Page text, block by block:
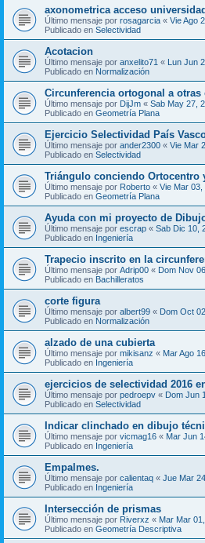
axonometrica acceso
Último mensaje por rosagarcia « Vie Ago
Publicado en Selectividad
Acotacion
Último mensaje por anxelito71 « Lun Jun
Publicado en Normalización
Circunferencia ortogonal a otras
Último mensaje por DijJm « Sab May 27,
Publicado en Geometría Plana
Ejercicio Selectividad País
Último mensaje por ander2300 « Vie Mar
Publicado en Selectividad
Triángulo conciendo Ortocentro
Último mensaje por Roberto « Vie Mar 03,
Publicado en Geometría Plana
Ayuda con mi proyecto de
Último mensaje por escrap « Sab Dic 10,
Publicado en Ingeniería
Trapecio inscrito en la
Último mensaje por Adrip00 « Dom Nov
Publicado en Bachilleratos
corte figura
Último mensaje por albert99 « Dom Oct
Publicado en Normalización
alzado de una cubierta
Último mensaje por mikisanz « Mar Ago
Publicado en Ingeniería
ejercicios de selectividad 2016
Último mensaje por pedroepv « Dom Jun
Publicado en Selectividad
Indicar clinchado en dibujo
Último mensaje por vicmag16 « Mar Jun
Publicado en Ingeniería
Empalmes.
Último mensaje por calientaq « Jue Mar
Publicado en Ingeniería
Intersección de prismas
Último mensaje por Riverxz « Mar Mar
Publicado en Geometría Descriptiva